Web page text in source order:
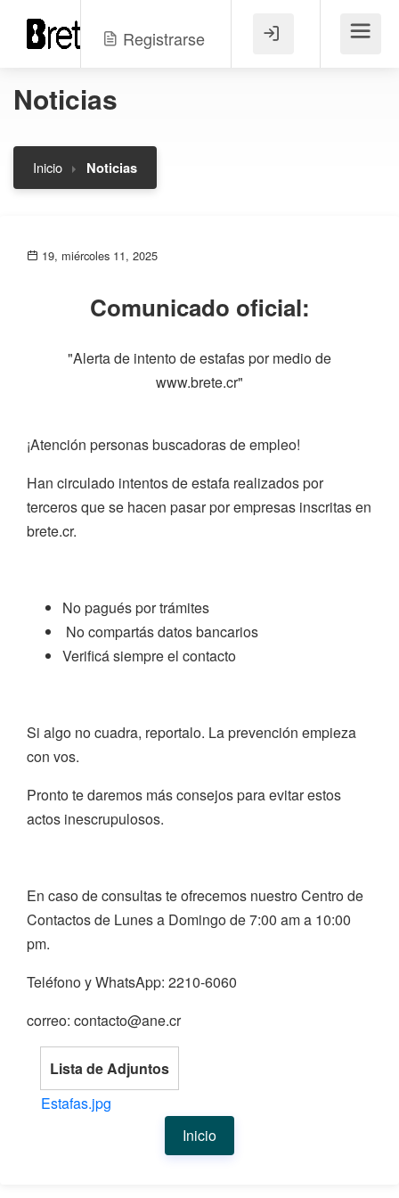
Registrarse Menú
Noticias
Inicio Noticias
19, miércoles 11, 2025
Comunicado oficial:
"Alerta de intento de estafas por medio de
www.brete.cr"
¡Atención personas buscadoras de empleo!
Han circulado intentos de estafa realizados por
terceros que se hacen pasar por empresas inscritas en
brete.cr.
No pagués por trámites
No compartás datos bancarios
Verificá siempre el contacto
Si algo no cuadra, reportalo. La prevención empieza
con vos.
Pronto te daremos más consejos para evitar estos
actos inescrupulosos.
En caso de consultas te ofrecemos nuestro Centro de
Contactos de Lunes a Domingo de 7:00 am a 10:00
pm.
Teléfono y WhatsApp: 2210-6060
correo: contacto@ane.cr
Lista de Adjuntos
Estafas.jpg
Inicio